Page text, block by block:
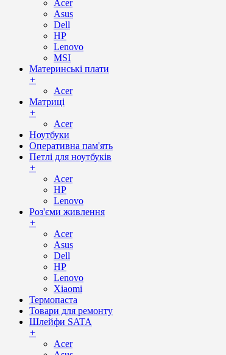
Acer
Asus
Dell
HP
Lenovo
MSI
Материнські плати
+
Acer
Матриці
+
Acer
Ноутбуки
Оперативна пам'ять
Петлі для ноутбуків
+
Acer
HP
Lenovo
Роз'єми живлення
+
Acer
Asus
Dell
HP
Lenovo
Xiaomi
Термопаста
Товари для ремонту
Шлейфи SATA
+
Acer